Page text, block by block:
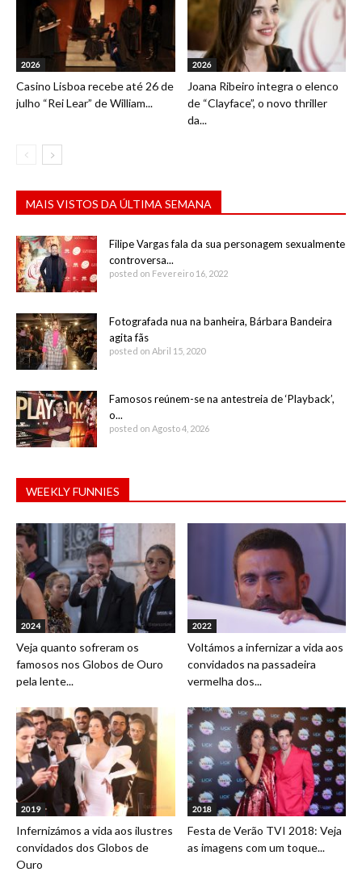
2026
Casino Lisboa recebe até 26 de
julho “Rei Lear” de William...
2026
Joana Ribeiro integra o elenco
de “Clayface”, o novo thriller
da...
MAIS VISTOS DA ÚLTIMA SEMANA
Filipe Vargas fala da sua personagem sexualmente
controversa...
posted on Fevereiro 16, 2022
Fotografada nua na banheira, Bárbara Bandeira
agita fãs
posted on Abril 15, 2020
Famosos reúnem-se na antestreia de ‘Playback’,
o...
posted on Agosto 4, 2026
WEEKLY FUNNIES
2024
Veja quanto sofreram os
famosos nos Globos de Ouro
pela lente...
2022
Voltámos a infernizar a vida aos
convidados na passadeira
vermelha dos...
2019
Infernizámos a vida aos ilustres
convidados dos Globos de
Ouro
2018
Festa de Verão TVI 2018: Veja
as imagens com um toque...